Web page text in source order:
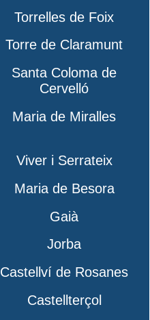
Torrelles de Foix
Torre de Claramunt
Santa Coloma de
Cervelló
Maria de Miralles
Viver i Serrateix
Maria de Besora
Gaià
Jorba
Castellví de Rosanes
Castellterçol